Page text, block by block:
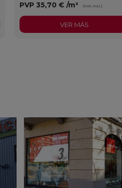
PVP 35,70 €/m² (IVA incl.)
VER MÁS